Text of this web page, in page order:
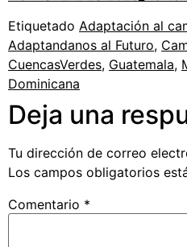
Etiquetado Adaptación al
Adaptandanos al Futuro,
CuencasVerdes, Guatemala,
Dominicana
Deja una
Tu dirección de correo
Los campos obligatorios
Comentario *